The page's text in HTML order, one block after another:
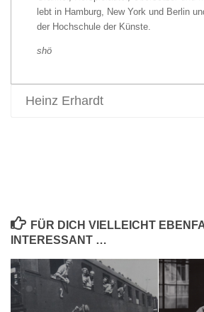
lebt in Hamburg, New York und Berlin
der Hochschule der Künste.
shö
Heinz Erhardt
FÜR DICH VIELLEICHT
INTERESSANT …